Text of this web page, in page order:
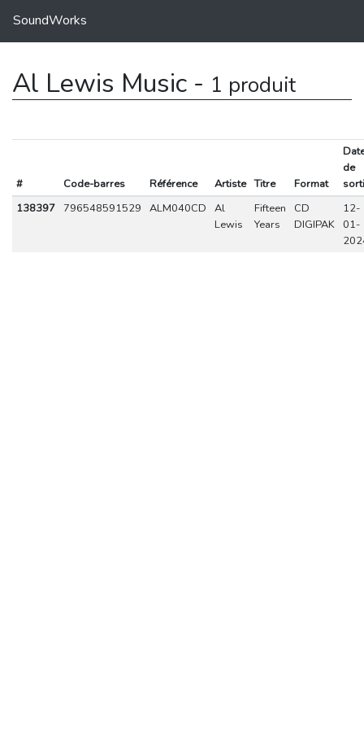
SoundWorks
Al Lewis Music - 1 produit
# Code-barres Référence Artiste Titre Format
de
138397
796548591529 ALM040CD
Al
Lewis
Fifteen
Years
CD
DIGIPAK
12-
01-